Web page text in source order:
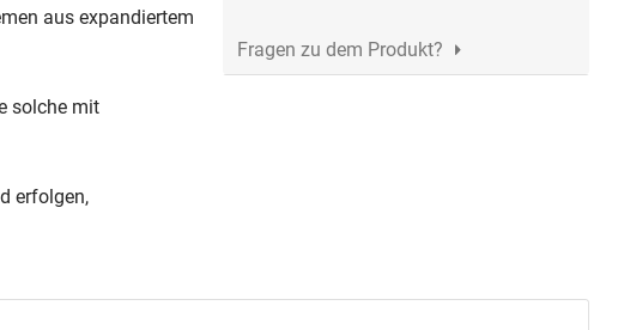
aus expandiertem
solche mit
erfolgen,
Fragen zu dem Produkt?